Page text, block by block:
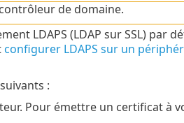
de domaine.
LDAPS (LDAP sur SSL) par
configurer LDAPS sur un
:
Pour émettre un certificat à